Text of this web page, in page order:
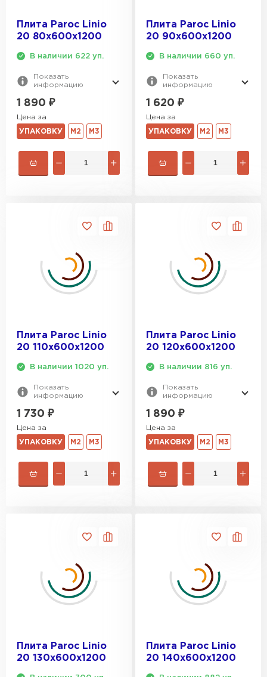
Плита Paroc Linio
20 80х600х1200
В наличии 622 уп.
Показать
информацию
1 890 ₽
Цена за
УПАКОВКУ М2 М3
Плита Paroc Linio
20 90х600х1200
В наличии 660 уп.
Показать
информацию
1 620 ₽
Цена за
УПАКОВКУ М2 М3
Плита Paroc Linio
20 110х600х1200
В наличии 1020 уп.
Показать
информацию
1 730 ₽
Цена за
УПАКОВКУ М2 М3
Плита Paroc Linio
20 120х600х1200
В наличии 816 уп.
Показать
информацию
1 890 ₽
Цена за
УПАКОВКУ М2 М3
Плита Paroc Linio
20 130х600х1200
Плита Paroc Linio
20 140х600х1200
ПЕРЕЙТИ
Утеплитель Paroc
ПЕРЕЙТИ
Утеплитель Penoplex
ПЕРЕЙТИ
Утеплитель Юматекс Термо
Гипсокартон
ПЕРЕЙТИ
ПЕРЕЙТИ
Сэндвич-панели
Утеплитель Baswool